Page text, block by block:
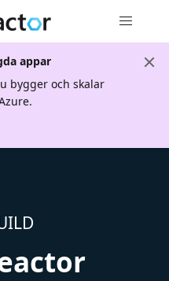
appar
bygger och skalar